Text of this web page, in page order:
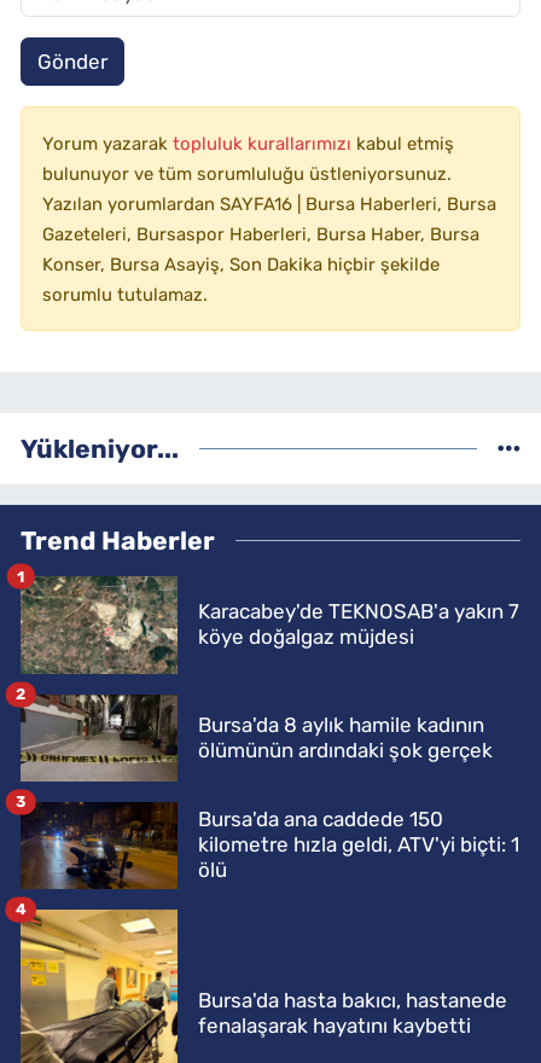
Gönder
Yorum yazarak topluluk kurallarımızı kabul etmiş
bulunuyor ve tüm sorumluluğu üstleniyorsunuz.
Yazılan yorumlardan SAYFA16 | Bursa Haberleri, Bursa
Gazeteleri, Bursaspor Haberleri, Bursa Haber, Bursa
Konser, Bursa Asayiş, Son Dakika hiçbir şekilde
sorumlu tutulamaz.
Yükleniyor...
Trend Haberler
Karacabey'de TEKNOSAB'a yakın 7
köye doğalgaz müjdesi
1
Bursa'da 8 aylık hamile kadının
ölümünün ardındaki şok gerçek
2
Bursa'da ana caddede 150
kilometre hızla geldi, ATV'yi biçti: 1
ölü
3
Bursa'da hasta bakıcı, hastanede
fenalaşarak hayatını kaybetti
4